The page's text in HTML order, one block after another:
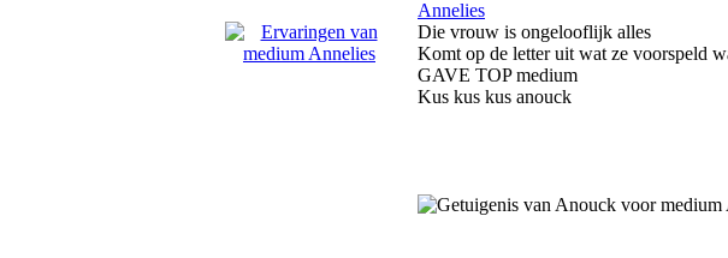
Annelies
Die vrouw is ongelooflijk alles
Komt op de letter uit wat ze voorspeld
GAVE TOP medium
Kus kus kus anouck